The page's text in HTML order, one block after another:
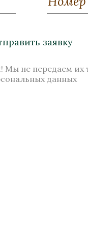
II"
заявку
Мы не передаем их
данных